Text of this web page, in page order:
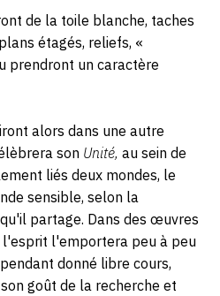
de la toile blanche, taches
étagés, reliefs, «
prendront un caractère
alors dans une autre
son Unité,au sein de
liés deux mondes, le
sensible, selon la
partage. Dans des œuvres
l'emportera peu à peu
donné libre cours,
goût de la recherche et